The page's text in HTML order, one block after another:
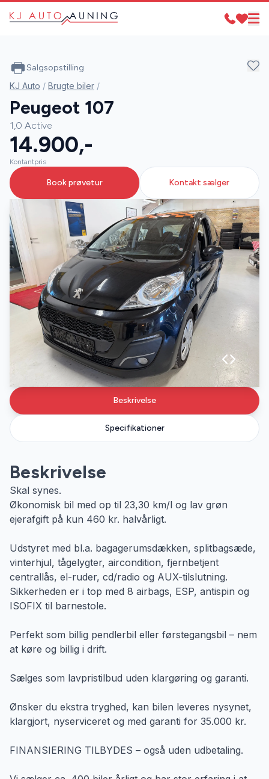
Specifikationer
Beskrivelse
Beskrivelse
Skal synes.
Økonomisk bil med op til 23,30 km/l og lav grøn
ejerafgift på kun 460 kr. halvårligt.
Udstyret med bl.a. bagagerumsdækken, splitbagsæde,
vinterhjul, tågelygter, aircondition, fjernbetjent
centrallås, el-ruder, cd/radio og AUX-tilslutning.
Sikkerheden er i top med 8 airbags, ESP, antispin og
ISOFIX til barnestole.
Perfekt som billig pendlerbil eller førstegangsbil – nem
at køre og billig i drift.
Sælges som lavpristilbud uden klargøring og garanti.
Ønsker du ekstra tryghed, kan bilen leveres nysynet,
klargjort, nyserviceret og med garanti for 35.000 kr.
FINANSIERING TILBYDES – også uden udbetaling.
Salgsopstilling
KJ Auto / Brugte biler /
Peugeot 107
1,0 Active
14.900,-
Kontantpris
Book prøvetur Kontakt sælger